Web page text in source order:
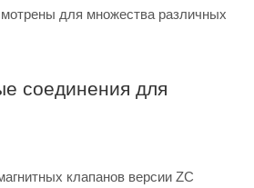
для множества различных
соединения для
клапанов версии ZC